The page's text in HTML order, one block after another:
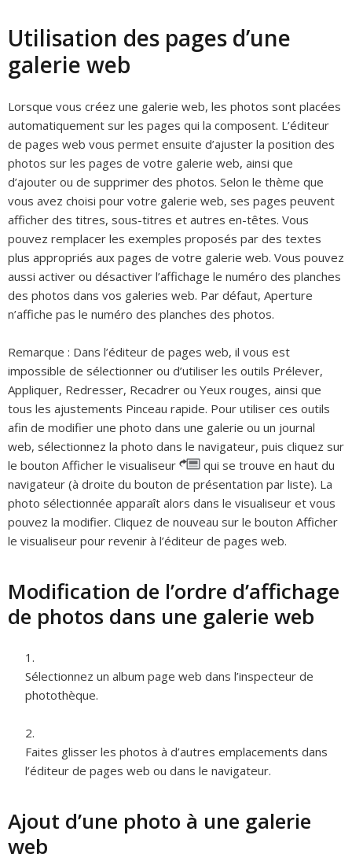
Utilisation des pages d’une
galerie web
Lorsque vous créez une galerie web, les photos sont placées
automatiquement sur les pages qui la composent. L’éditeur
de pages web vous permet ensuite d’ajuster la position des
photos sur les pages de votre galerie web, ainsi que
d’ajouter ou de supprimer des photos. Selon le thème que
vous avez choisi pour votre galerie web, ses pages peuvent
afficher des titres, sous-titres et autres en-têtes. Vous
pouvez remplacer les exemples proposés par des textes
plus appropriés aux pages de votre galerie web. Vous pouvez
aussi activer ou désactiver l’affichage le numéro des planches
des photos dans vos galeries web. Par défaut, Aperture
n’affiche pas le numéro des planches des photos.
Remarque : Dans l’éditeur de pages web, il vous est
impossible de sélectionner ou d’utiliser les outils Prélever,
Appliquer, Redresser, Recadrer ou Yeux rouges, ainsi que
tous les ajustements Pinceau rapide. Pour utiliser ces outils
afin de modifier une photo dans une galerie ou un journal
web, sélectionnez la photo dans le navigateur, puis cliquez sur
le bouton Afficher le visualiseur
qui se trouve en haut du
navigateur (à droite du bouton de présentation par liste). La
photo sélectionnée apparaît alors dans le visualiseur et vous
pouvez la modifier. Cliquez de nouveau sur le bouton Afficher
le visualiseur pour revenir à l’éditeur de pages web.
Modification de l’ordre d’affichage
de photos dans une galerie web
Sélectionnez un album page web dans l’inspecteur de
photothèque.
Faites glisser les photos à d’autres emplacements dans
l’éditeur de pages web ou dans le navigateur.
Ajout d’une photo à une galerie
web